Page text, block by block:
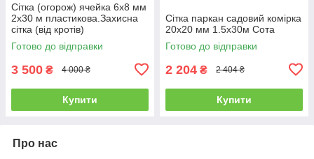
Сітка (огорож) ячейка 6х8 мм
2х30 м пластикова.Захисна
сітка (від кротів)
Готово до відправки
3 500 ₴ 4 000 ₴
Купити
Сітка паркан садовий комірка
20х20 мм 1.5х30м Сота
Готово до відправки
2 204 ₴ 2 404 ₴
Купити
Про нас